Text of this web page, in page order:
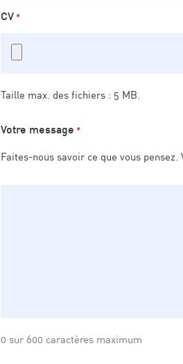
CV *
Taille max. des fichiers : 5 MB.
Votre message *
Faites-nous savoir ce que vous pensez.
0 sur 600 caractères maximum